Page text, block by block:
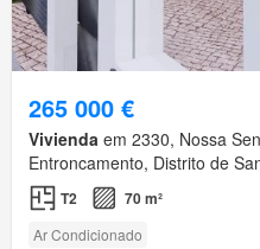
265 000 €
Vivienda em 2330, Nossa
Entroncamento, Distrito de
T2 70 m²
Ar Condicionado